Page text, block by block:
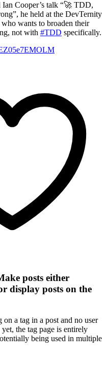
Cooper’s talk “🚀 TDD,
he held at the DevTernity
wants to broaden their
not with #TDD specifically.
posts either
display posts on the
a tag in a post and no user
the tag page is entirely
being used in multiple